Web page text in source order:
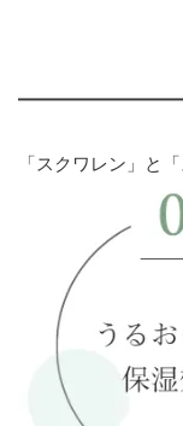
「スクワレン」と